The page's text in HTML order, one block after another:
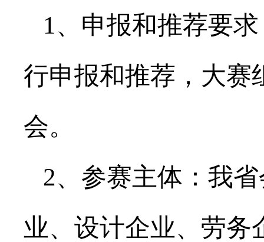
1、申报和推荐要
行申报和推荐，大赛
会。
2、参赛主体：我
业、设计企业、劳务